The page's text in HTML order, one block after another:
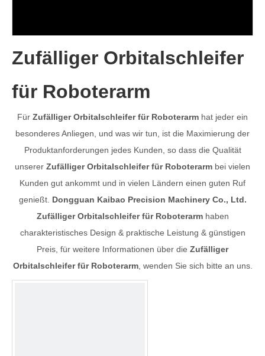
Zufälliger Orbitalschleifer
für Roboterarm
Für Zufälliger Orbitalschleifer für Roboterarm hat jeder ein
besonderes Anliegen, und was wir tun, ist die Maximierung der
Produktanforderungen jedes Kunden, so dass die Qualität
unserer Zufälliger Orbitalschleifer für Roboterarm bei vielen
Kunden gut ankommt und in vielen Ländern einen guten Ruf
genießt. Dongguan Kaibao Precision Machinery Co., Ltd.
Zufälliger Orbitalschleifer für Roboterarmhaben
charakteristisches Design & praktische Leistung & günstigen
Preis, für weitere Informationen über die Zufälliger
Orbitalschleifer für Roboterarm, wenden Sie sich bitte an uns.